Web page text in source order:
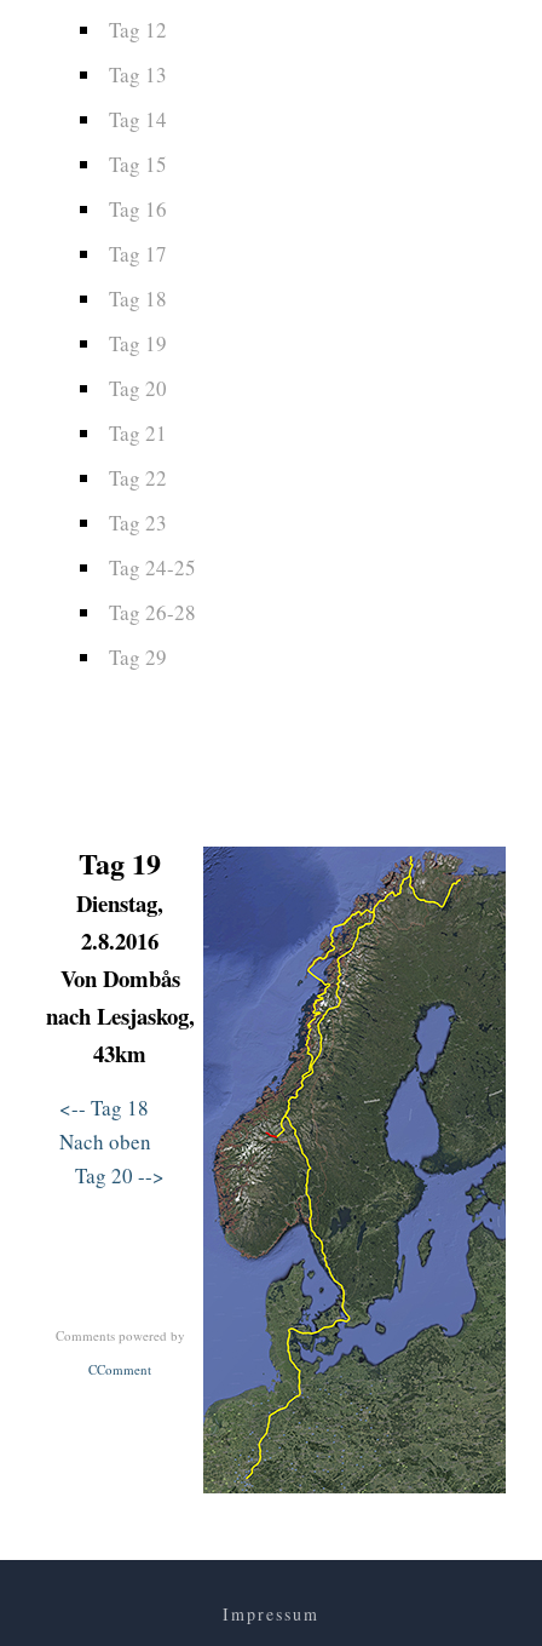
Tag 12
Tag 13
Tag 14
Tag 15
Tag 16
Tag 17
Tag 18
Tag 19
Tag 20
Tag 21
Tag 22
Tag 23
Tag 24-25
Tag 26-28
Tag 29
Tag 19
Dienstag,
2.8.2016
VonDombås
nach Lesjaskog,
43km
<-- Tag 18
Nach oben
Tag 20 -->
Comments powered by
CComment
Impressum